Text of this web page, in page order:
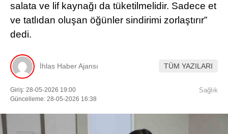
salata ve lif kaynağı da tüketilmelidir. Sadece et
ve tatlıdan oluşan öğünler sindirimi zorlaştırır”
dedi.
İhlas Haber Ajansı TÜM YAZILARI
Giriş: 28-05-2026 19:00
Güncelleme: 28-05-2026 16:38
Sağlık